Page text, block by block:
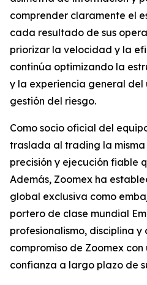
comprender claramente el
cada resultado de sus
priorizar la velocidad y la
continúa optimizando la
y la experiencia general del
gestión del riesgo.
Como socio oficial del
traslada al trading la
precisión y ejecución fiable
Además, Zoomex ha
global exclusiva como
portero de clase mundial
profesionalismo, disciplina y
compromiso de Zoomex
confianza a largo plazo de